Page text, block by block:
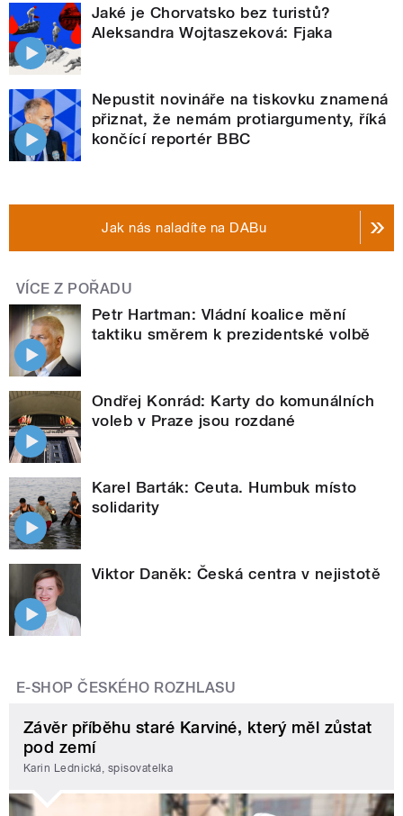
Jaké je Chorvatsko bez turistů?
Aleksandra Wojtaszeková: Fjaka
Nepustit novináře na tiskovku znamená
přiznat, že nemám protiargumenty, říká
končící reportér BBC
Jak nás naladíte na DABu
VÍCE Z POŘADU
Petr Hartman: Vládní koalice mění
taktiku směrem k prezidentské volbě
Ondřej Konrád: Karty do komunálních
voleb v Praze jsou rozdané
Karel Barták: Ceuta. Humbuk místo
solidarity
Viktor Daněk: Česká centra v nejistotě
E-SHOP ČESKÉHO ROZHLASU
Závěr příběhu staré Karviné, který měl zůstat
pod zemí
Karin Lednická, spisovatelka